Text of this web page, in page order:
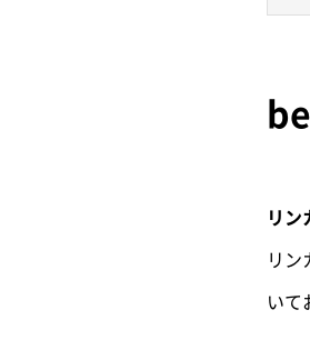
リン
リン
いて